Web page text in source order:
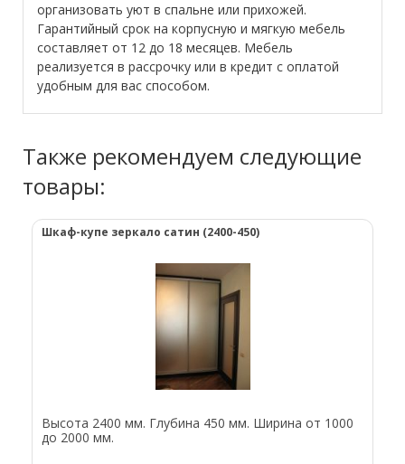
организовать уют в спальне или прихожей.
Гарантийный срок на корпусную и мягкую мебель
составляет от 12 до 18 месяцев. Мебель
реализуется в рассрочку или в кредит с оплатой
удобным для вас способом.
Также рекомендуем следующие
товары:
Шкаф-купе зеркало сатин (2400-450)
Высота 2400 мм. Глубина 450 мм. Ширина от 1000
до 2000 мм.